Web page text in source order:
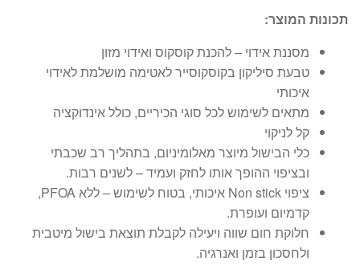
תכונות המוצר:
מסננת אידוי – להכנת קוסקוס ואידוי מזון
טבעת סיליקון בקוסקוסייר לאטימה מושלמת לאידוי
איכותי
מתאים לשימוש לכל סוגי הכיריים, כולל אינדוקציה
קל לניקוי
כלי הבישול מיוצר מאלומיניום, בתהליך רב שכבתי
ובציפוי ההופך אותו לחזק ועמיד – לשנים רבות.
ציפוי Non stick איכותי, בטוח לשימוש – ללא PFOA,
קדמיום ועופרת.
חלוקת חום שווה ויעילה לקבלת תוצאת בישול מיטבית
ולחסכון בזמן ואנרגיה.